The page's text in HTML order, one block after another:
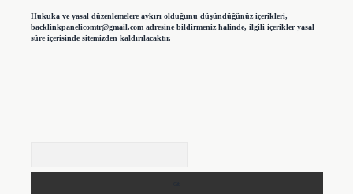
Hukuka ve yasal düzenlemelere aykırı olduğunu düşündüğünüz içerikleri,
backlinkpanelicomtr@gmail.comadresine bildirmeniz halinde, ilgili içerikler yasal
süre içerisinde sitemizden kaldırılacaktır.